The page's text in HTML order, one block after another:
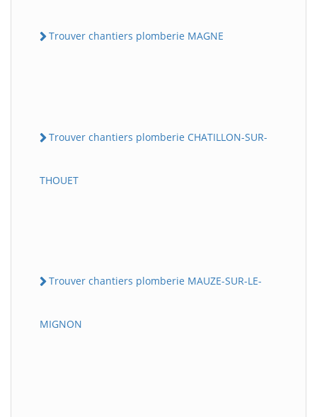
Trouver chantiers plomberie MAGNE
Trouver chantiers plomberie CHATILLON-SUR-
THOUET
Trouver chantiers plomberie MAUZE-SUR-LE-
MIGNON